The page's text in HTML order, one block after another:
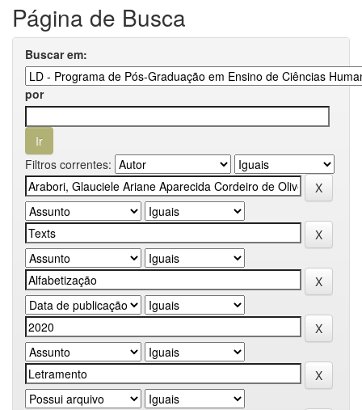
Página de Busca
Buscar em:
por
Filtros correntes: